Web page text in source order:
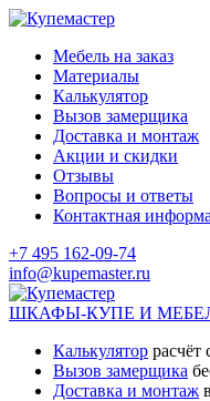
Мебель на заказ
Материалы
Калькулятор
Вызов замерщика
Доставка и монтаж
Акции и скидки
Отзывы
Вопросы и ответы
Контактная
+7 495 162-09-74
info@kupemaster.ru
ШКАФЫ-КУПЕ И
Калькулятор расчёт
Вызов замерщика
Доставка и монтаж